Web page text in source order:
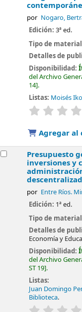
por Nogaro,
Edición:3ª ed.
Tipo de
Detalles de
Disponibilidad:
del Archivo
14 .
Listas: Moisés
valoración
Agregar al
Presupuesto
inversiones y
por Entre Ríos.
Edición: 1ª ed.
Tipo de
Detalles de
Economía y
Disponibilidad:
del Archivo
ST 19 .
Listas:
Juan Domingo
Biblioteca.
valoración